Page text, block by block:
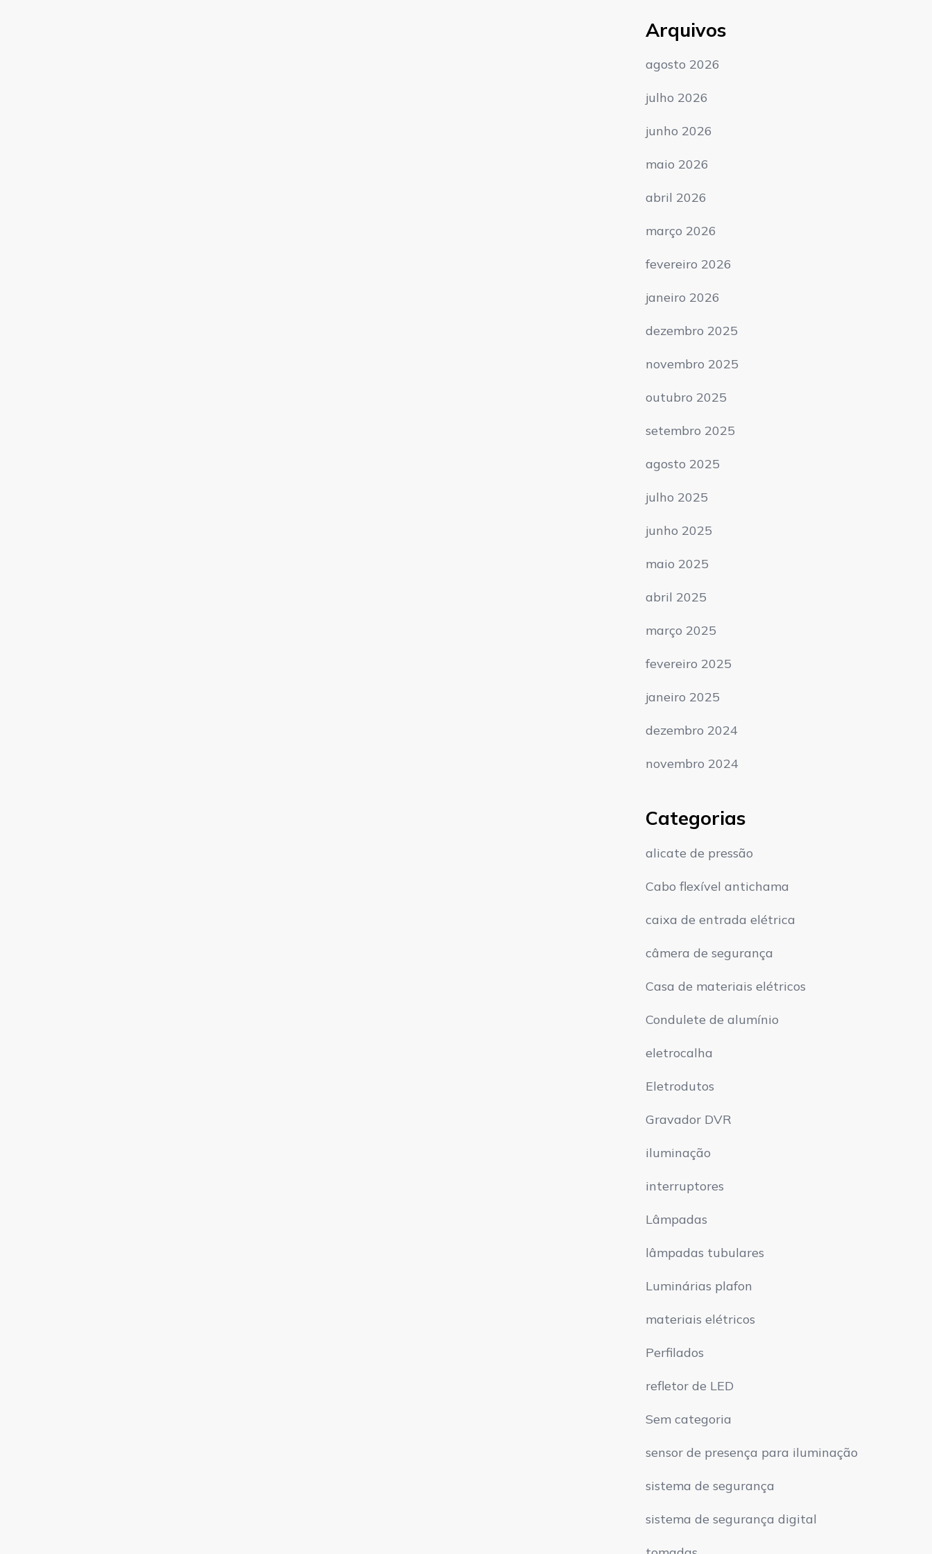
Arquivos
agosto 2026
julho 2026
junho 2026
maio 2026
abril 2026
março 2026
fevereiro 2026
janeiro 2026
dezembro 2025
novembro 2025
outubro 2025
setembro 2025
agosto 2025
julho 2025
junho 2025
maio 2025
abril 2025
março 2025
fevereiro 2025
janeiro 2025
dezembro 2024
novembro 2024
Categorias
alicate de pressão
Cabo flexível antichama
caixa de entrada elétrica
câmera de segurança
Casa de materiais elétricos
Condulete de alumínio
eletrocalha
Eletrodutos
Gravador DVR
iluminação
interruptores
Lâmpadas
lâmpadas tubulares
Luminárias plafon
materiais elétricos
Perfilados
refletor de LED
Sem categoria
sensor de presença para iluminação
sistema de segurança
sistema de segurança digital